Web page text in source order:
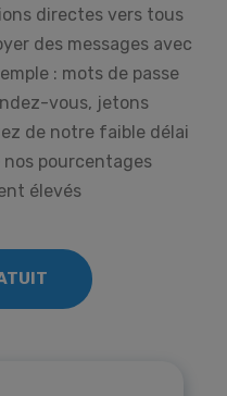
directes vers tous
des messages avec
: mots de passe
vous, jetons
de notre faible délai
nos pourcentages
élevés